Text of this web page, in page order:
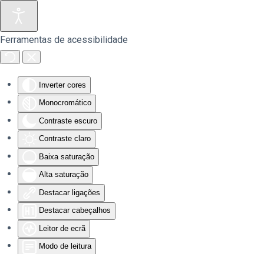
Ferramentas de acessibilidade
Inverter cores
Monocromático
Contraste escuro
Contraste claro
Baixa saturação
Alta saturação
Destacar ligações
Destacar cabeçalhos
Leitor de ecrã
Modo de leitura
Saltar para o conteúdo principal